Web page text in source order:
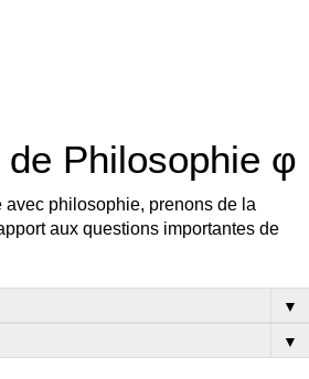
Philosophie φ
philosophie, prenons de la
aux questions importantes de
▼
▼